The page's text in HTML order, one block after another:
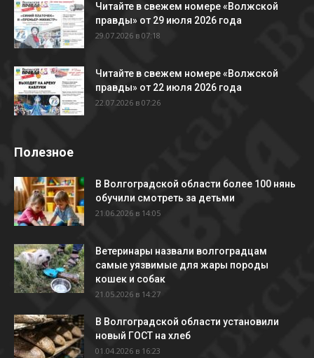
Читайте в свежем номере «Волжской
правды» от 29 июля 2026 года
29.07.2026 в 07:18
Читайте в свежем номере «Волжской
правды» от 22 июля 2026 года
22.07.2026 в 07:26
Полезное
В Волгоградской области более 100 нянь
обучили смотреть за детьми
21.06.2026 в 14:05
Ветеринары назвали волгоградцам
самые уязвимые для жары породы
кошек и собак
21.05.2026 в 14:27
В Волгоградской области установили
новый ГОСТ на хлеб
01.04.2026 в 16:23